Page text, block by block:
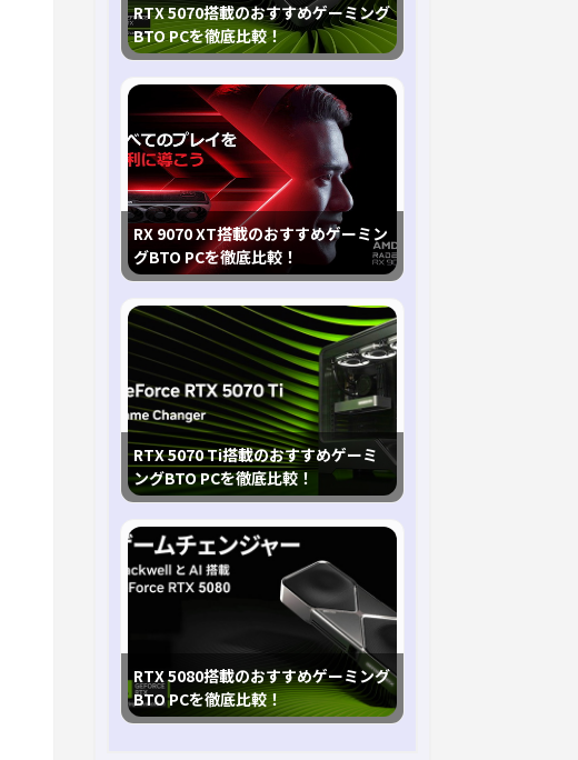
RTX 5070搭載のおすすめゲーミング
BTO PCを徹底比較！
RX 9070 XT搭載のおすすめゲーミン
グBTO PCを徹底比較！
RTX 5070 Ti搭載のおすすめゲーミ
ングBTO PCを徹底比較！
RTX 5080搭載のおすすめゲーミング
BTO PCを徹底比較！